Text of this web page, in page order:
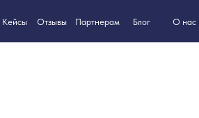
О нас
Партнерам Блог Контакты